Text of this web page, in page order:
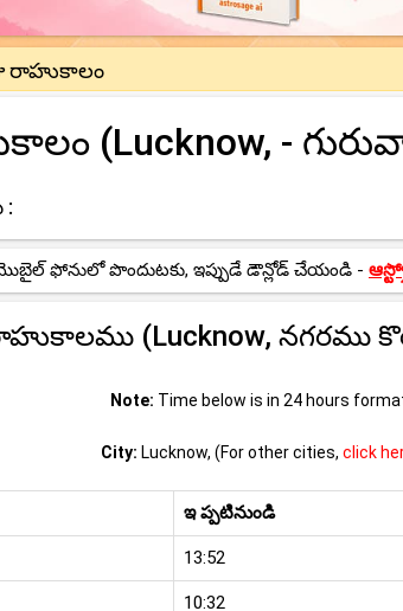
రాహుకాలం
(Lucknow, -
:
ఫోనులో పొందుటకు, ఇప్పుడే డౌన్లోడ్ చేయండి -
(Lucknow, నగరము
Note: Time below is in 24 hours
City: Lucknow, (For other cities, click
ఇ ప్పటినుండి
13:52
10:32